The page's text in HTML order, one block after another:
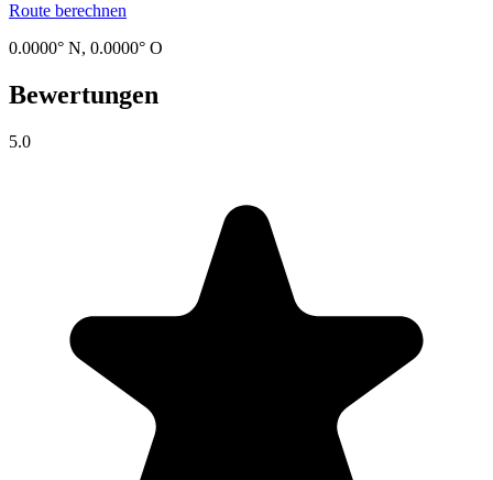
Route berechnen
0.0000° N, 0.0000° O
Bewertungen
5.0